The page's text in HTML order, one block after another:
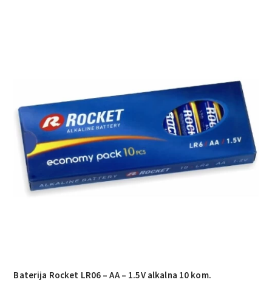
Baterija Rocket LR06 – AA – 1.5V alkalna 10 kom.